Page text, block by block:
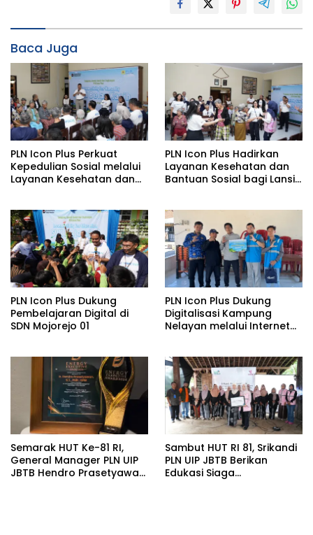
Baca Juga
PLN Icon Plus Perkuat
Kepedulian Sosial melalui
Layanan Kesehatan dan
PLN Icon Plus Hadirkan
Layanan Kesehatan dan
Bantuan Sosial bagi Lansia
PLN Icon Plus Dukung
Pembelajaran Digital di
SDN Mojorejo 01
PLN Icon Plus Dukung
Digitalisasi Kampung
Nelayan melalui Internet
Semarak HUT Ke-81 RI,
General Manager PLN UIP
JBTB Hendro Prasetyawan
Sambut HUT RI 81, Srikandi
PLN UIP JBTB Berikan
Edukasi Siaga